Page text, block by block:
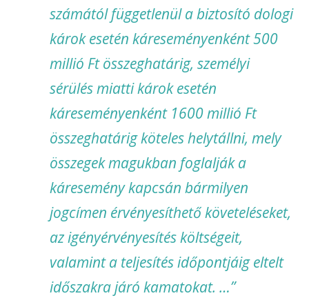
számától függetlenül a biztosító dologi
károk esetén káreseményenként 500
millió Ft összeghatárig, személyi
sérülés miatti károk esetén
káreseményenként 1600 millió Ft
összeghatárig köteles helytállni, mely
összegek magukban foglalják a
káresemény kapcsán bármilyen
jogcímen érvényesíthető követeléseket,
az igényérvényesítés költségeit,
valamint a teljesítés időpontjáig eltelt
időszakra járó kamatokat. …”